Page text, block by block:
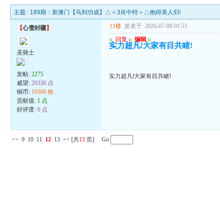
主题 : 189期：新澳门【马到功成】△＜3肖中特＞△抱得美人归!
【心雪封疆】
圣骑士
发帖:2275
威望:20336 点
铜币: 10300 枚
贡献值: 1 点
好评度:0 点
11楼 发表于: 2026-07-08 01:53
u 回复 u 编辑 u
实力超凡!大家有目共睹!
实力超凡!大家有目共睹!
<< 9 10 11 12 13 >> [共13 页] Go